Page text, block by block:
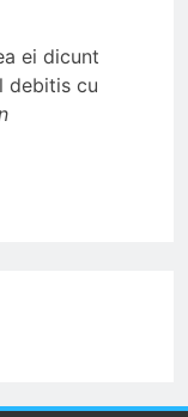
ei dicunt
debitis cu